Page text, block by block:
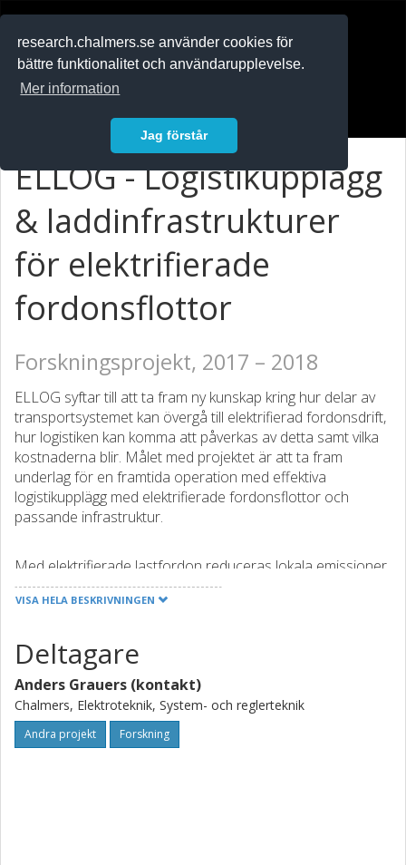
research.chalmers.se använder cookies för
bättre funktionalitet och användarupplevelse.
Mer information
Jag förstår
ELLOG - Logistikupplägg
& laddinfrastrukturer
för elektrifierade
fordonsflottor
Forskningsprojekt, 2017 – 2018
ELLOG syftar till att ta fram ny kunskap kring hur delar av
transportsystemet kan övergå till elektrifierad fordonsdrift,
hur logistiken kan komma att påverkas av detta samt vilka
kostnaderna blir. Målet med projektet är att ta fram
underlag för en framtida operation med effektiva
logistikupplägg med elektrifierade fordonsflottor och
passande infrastruktur.
Med elektrifierade lastfordon reduceras lokala emissioner
av gaser, partiklar och ljud speciellt i urbana omraden.
Total energiatgang for ett givet transportuppdrag kan
är i nästa steg tänkta att testas i långvariga fältförsök där
samtliga aktörer i aktuella godstransportkedjor involveras.
Aktörerna i projektet och i de följande fältförsöken
medfinansierar arbetet vilket innebär att viljan är stark att
få fram koncept som kan bilda bas för nya kommersiella
och internationellt konkurrenskraftiga lösningar.
VISA HELA BESKRIVNINGEN
Deltagare
Anders Grauers (kontakt)
Chalmers, Elektroteknik, System- och reglerteknik
Andra projekt Forskning